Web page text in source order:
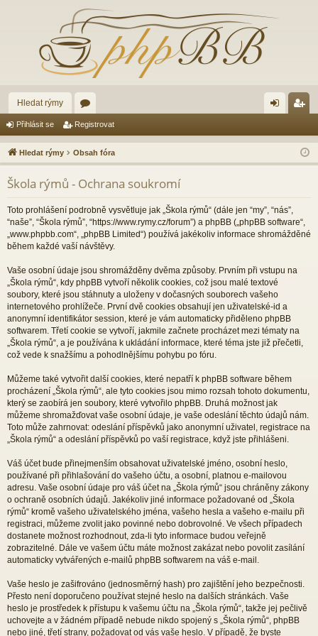
Hledat rýmy
ór
a lá
sit
ist
ro
Přihlásit se Registrovat
Hledat rýmy Obsah fóra
Škola rýmů - Ochrana soukromí
Toto prohlášení podrobně vysvětluje jak „Škola rýmů“ (dále jen “my”, “nás”,
“naše”, “Škola rýmů”, “https://www.rymy.cz/forum”) a phpBB („phpBB software“,
„www.phpbb.com“, „phpBB Limited“) používá jakékoliv informace shromážděné
během každé vaší návštěvy.
Vaše osobní údaje jsou shromážděny dvěma způsoby. Prvním při vstupu na
„Škola rýmů“, kdy phpBB vytvoří několik cookies, což jsou malé textové
soubory, které jsou stáhnuty a uloženy v dočasných souborech vašeho
internetového prohlížeče. První dvě cookies obsahují jen uživatelské-id a
anonymní identifikátor session, které je vám automaticky přiděleno phpBB
softwarem. Třetí cookie se vytvoří, jakmile začnete procházet mezi tématy na
„Škola rýmů“, a je používána k ukládání informace, které téma jste již přečetli,
což vede k snažšímu a pohodlnějšímu pohybu po fóru.
Můžeme také vytvořit další cookies, které nepatří k phpBB software během
procházení „Škola rýmů“, ale tyto cookies jsou mimo rozsah tohoto dokumentu,
který se zaobírá jen soubory, které vytvořilo phpBB. Druhá možnost jak
můžeme shromažďovat vaše osobní údaje, je vaše odeslání těchto údajů nám.
Toto může zahrnovat: odeslání příspěvků jako anonymní uživatel, registrace na
„Škola rýmů“ a odeslání příspěvků po vaší registrace, když jste přihlášeni.
Váš účet bude přinejmenším obsahovat uživatelské jméno, osobní heslo,
používané při přihlašování do vašeho účtu, a osobní, platnou e-mailovou
adresu. Vaše osobní údaje pro váš účet na „Škola rýmů“ jsou chráněny zákony
o ochraně osobních údajů. Jakékoliv jiné informace požadované od „Škola
rýmů“ kromě vašeho uživatelského jména, vašeho hesla a vašeho e-mailu při
registraci, můžeme zvolit jako povinné nebo dobrovolné. Ve všech případech
dostanete možnost rozhodnout, zda-li tyto informace budou veřejně
zobrazitelné. Dále ve vašem účtu máte možnost zakázat nebo povolit zasílání
automaticky vytvářených e-mailů phpBB softwarem na váš e-mail.
Vaše heslo je zašifrováno (jednosměrný hash) pro zajištění jeho bezpečnosti.
Přesto není doporučeno používat stejné heslo na dalších stránkách. Vaše
heslo je prostředek k přístupu k vašemu účtu na „Škola rýmů“, takže jej pečlivě
uchovejte a v žádném případě nebude nikdo spojený s „Škola rýmů“, phpBB
nebo jiné, třetí strany, požadovat od vás vaše heslo. V případě, že byste